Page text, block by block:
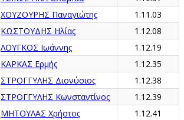
ΧΟΥΖΟΥΡΗΣ Παναγιώτης
1.11.03
ΚΩΣΤΟΥΔΗΣ Ηλίας
1.12.08
ΛΟΥΓΚΟΣ Ιωάννης
1.12.19
ΚΑΡΚΑΣ Ερμής
1.12.35
ΣΤΡΟΓΓΥΛΗΣ Διονύσιος
1.12.38
ΣΤΡΟΓΓΥΛΗΣ Κωνσταντίνος
1.12.39
ΜΗΤΟΥΛΑΣ Χρήστος
1.12.41